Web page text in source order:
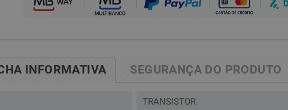
INFORMATIVA SEGURANÇA DO PRODUTO
TRANSISTOR